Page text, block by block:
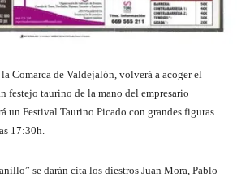
Comarca de Valdejalón, volverá a acoger el
festejo taurino de la mano del empresario
un Festival Taurino Picado con grandes figuras
17:30h.
se darán cita los diestros Juan Mora, Pablo